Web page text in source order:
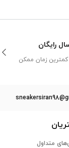
رایگان
کمترین زمان ممکن
متداول